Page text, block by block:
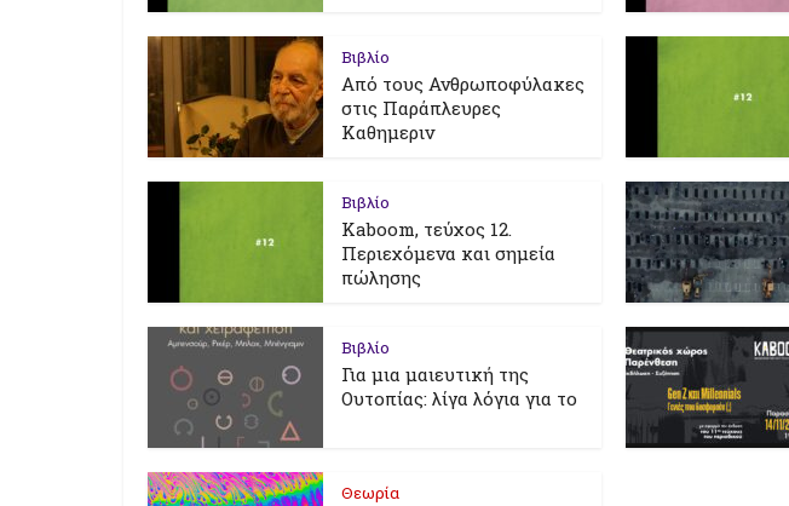
Βιβλίο
Από τους Ανθρωποφύλακες
στις Παράπλευρες
Καθημεριν
Βιβλίο
Kaboom, τεύχος 12.
Περιεχόμενα και σημεία
πώλησης
Βιβλίο
Για μια μαιευτική της
Ουτοπίας: λίγα λόγια για το
Θεωρία